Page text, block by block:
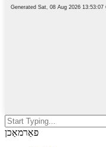
פאַרמאַכן